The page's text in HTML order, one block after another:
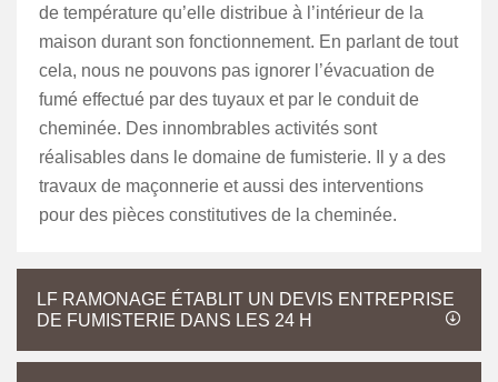
de température qu’elle distribue à l’intérieur de la
maison durant son fonctionnement. En parlant de tout
cela, nous ne pouvons pas ignorer l’évacuation de
fumé effectué par des tuyaux et par le conduit de
cheminée. Des innombrables activités sont
réalisables dans le domaine de fumisterie. Il y a des
travaux de maçonnerie et aussi des interventions
pour des pièces constitutives de la cheminée.
LF RAMONAGE ÉTABLIT UN DEVIS ENTREPRISE
DE FUMISTERIE DANS LES 24 H